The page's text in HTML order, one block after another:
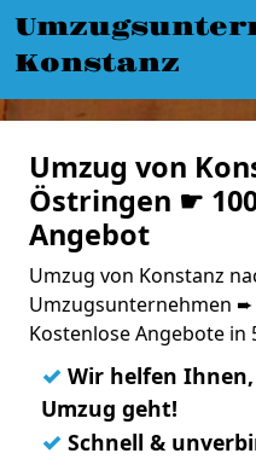
Konstanz
Umzug von
Östringen ☛
Angebot
Umzug von Konstanz
Umzugsunternehmen ➨
Kostenlose Angebote in
✓ Wir helfen
Umzug geht!
✓ Schnell &